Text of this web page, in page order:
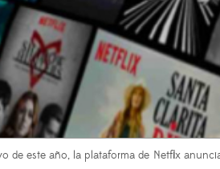
de este año, la plataforma de Netflix